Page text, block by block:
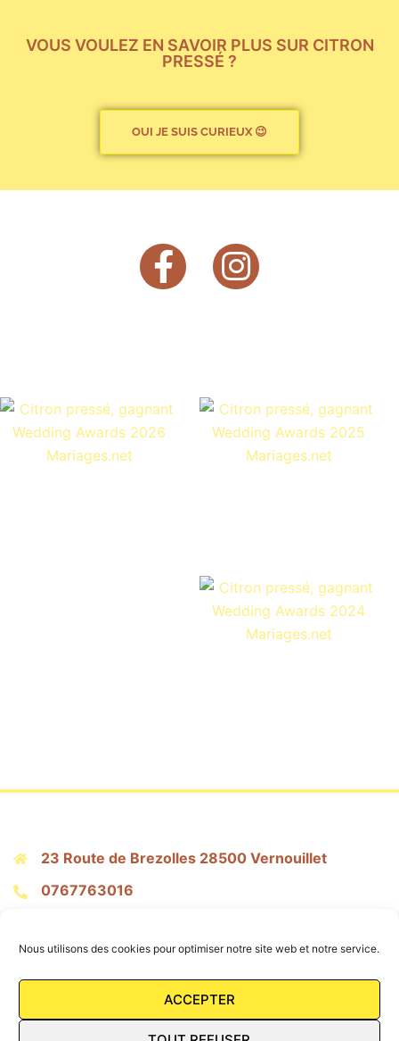
Nous utilisons des cookies pour optimiser notre site web et notre service.
ACCEPTER
VOUS VOULEZ EN SAVOIR PLUS SUR CITRON
OUI JE SUIS CURIEUX 😉